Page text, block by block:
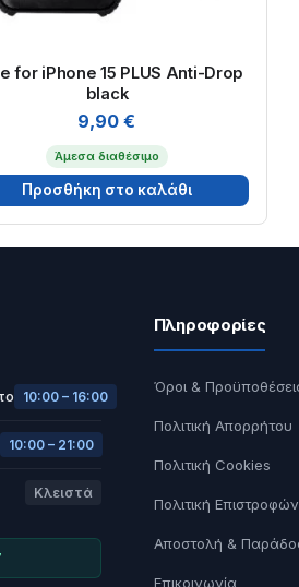
for iPhone 15 PLUS Anti-Drop
black
9,90€
Άμεσα διαθέσιμο
Προσθήκη στο καλάθι
10:00 – 16:00
10:00 – 21:00
Κλειστά
Πληροφορίες
Όροι &
Πολιτική Απορρήτου
Πολιτική Cookies
Πολιτική Επιστροφών
Αποστολή &
Επικοινωνία